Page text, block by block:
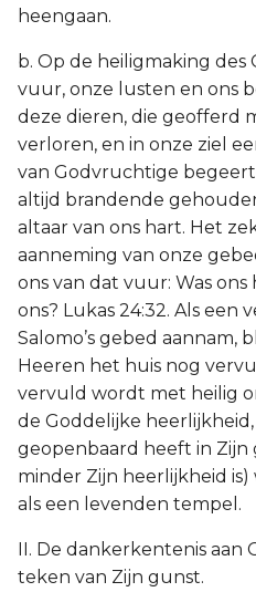
heengaan.
b. Op de heiligmaking des
vuur, onze lusten en ons
deze dieren, die geofferd
verloren, en in onze ziel
van Godvruchtige
altijd brandende
altaar van ons hart. Het
aanneming van onze
ons van dat vuur: Was
ons? Lukas 24:32. Als een
Salomo’s gebed aannam,
Heeren het huis nog
vervuld wordt met heilig
de Goddelijke
geopenbaard heeft in Zijn
minder Zijn heerlijkheid
als een levenden tempel.
II. De dankerkentenis aan
teken van Zijn gunst.